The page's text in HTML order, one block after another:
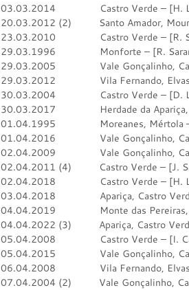
03.03.2014 Castro Verde – [H.
20.03.2012 (2) Santo Amador,
23.03.2010 Castro Verde – [R.
29.03.1996 Monforte – [R.
29.03.2005 Vale Gonçalinho,
29.03.2012 Vila Fernando, Elvas –
30.03.2004 Castro Verde – [D.
30.03.2017 Herdade da Apariça,
01.04.1995 Moreanes, Mértola –
01.04.2016 Vale Gonçalinho,
02.04.2009 Vale Gonçalinho,
02.04.2011 (4) Castro Verde – [J.
02.04.2018 Castro Verde – [H.
03.04.2018 Apariça, Castro Verde
04.04.2019 Monte das Pereiras,
04.04.2022 (3) Apariça, Castro Verde
05.04.2008 Castro Verde – [I.
05.04.2015 Vale Gonçalinho,
06.04.2008 Vila Fernando, Elvas
07.04.2004 (2) Vale Gonçalinho,